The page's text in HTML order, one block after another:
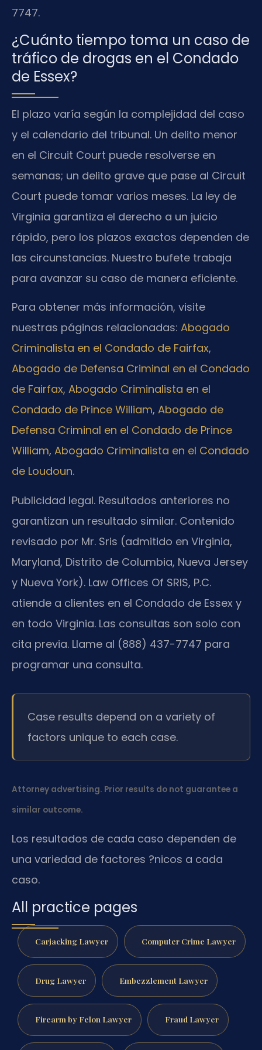
7747.
¿Cuánto tiempo toma un caso de
tráfico de drogas en el Condado
de Essex?
El plazo varía según la complejidad del caso
y el calendario del tribunal. Un delito menor
en el Circuit Court puede resolverse en
semanas; un delito grave que pase al Circuit
Court puede tomar varios meses. La ley de
Virginia garantiza el derecho a un juicio
rápido, pero los plazos exactos dependen de
las circunstancias. Nuestro bufete trabaja
para avanzar su caso de manera eficiente.
Para obtener más información, visite
nuestras páginas relacionadas: Abogado
Criminalista en el Condado de Fairfax,
Abogado de Defensa Criminal en el Condado
de Fairfax, Abogado Criminalista en el
Condado de Prince William, Abogado de
Defensa Criminal en el Condado de Prince
William, Abogado Criminalista en el Condado
de Loudoun.
Publicidad legal. Resultados anteriores no
garantizan un resultado similar. Contenido
revisado por Mr. Sris (admitido en Virginia,
Maryland, Distrito de Columbia, Nueva Jersey
y Nueva York). Law Offices Of SRIS, P.C.
atiende a clientes en el Condado de Essex y
en todo Virginia. Las consultas son solo con
cita previa. Llame al (888) 437-7747 para
programar una consulta.
Case results depend on a variety of
factors unique to each case.
Attorney advertising. Prior results do not guarantee a
similar outcome.
Los resultados de cada caso dependen de
una variedad de factores ?nicos a cada
caso.
All practice pages
Carjacking Lawyer Computer Crime Lawyer
Drug Lawyer Embezzlement Lawyer
Firearm by Felon Lawyer Fraud Lawyer